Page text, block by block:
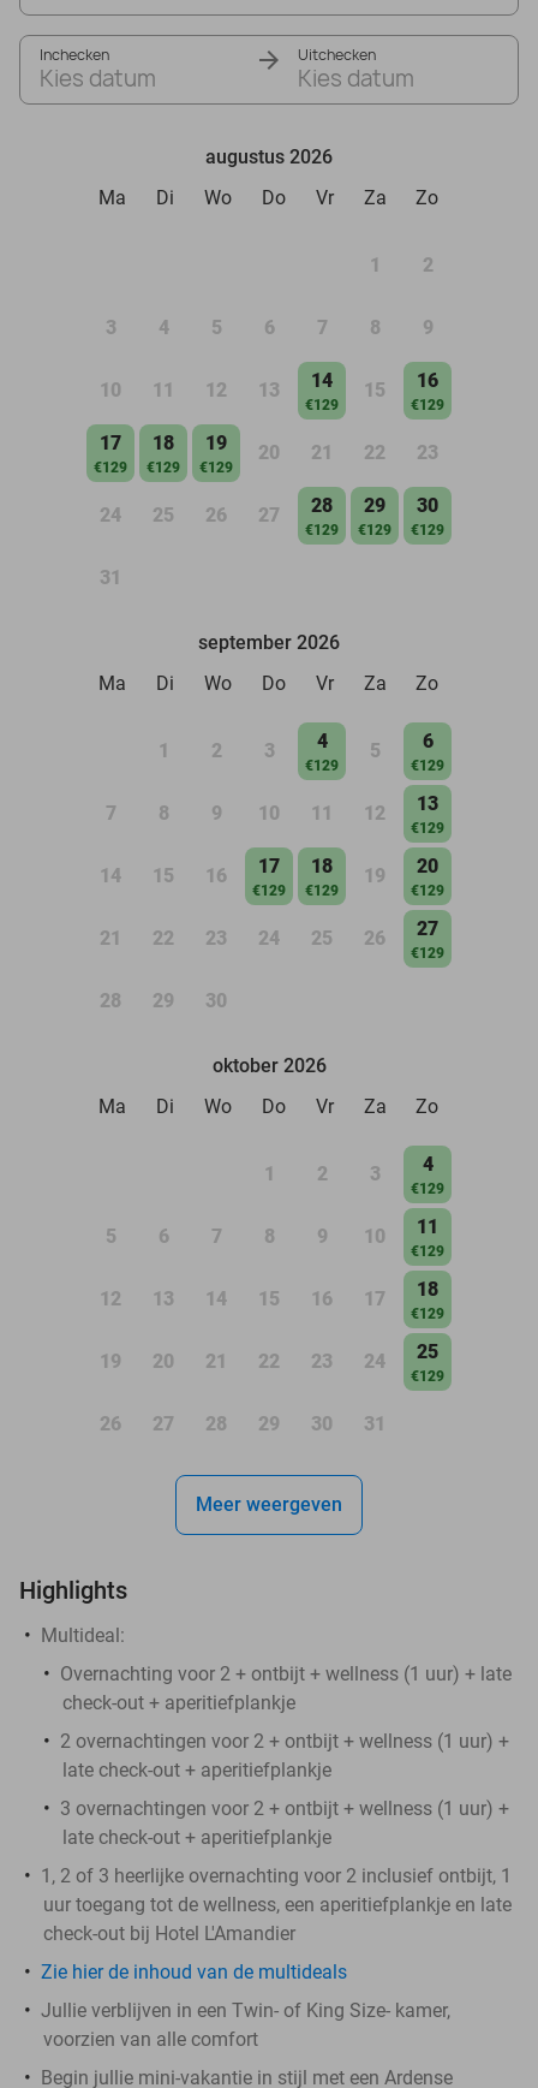
Inchecken
Kies datum
Uitchecken
Kies datum
augustus 2026
Ma
Di Wo Do Vr Za Zo
1 2
3 4 5 6 7 8 9
10 11 12 13 14
€129
15 16
€129
17
€129
18
€129
19
€129
20 21 22 23
24 25 26 27 28
€129
29
€129
30
€129
31
september 2026
Ma
Di Wo Do Vr Za Zo
1 2 3 4
€129
5 6
€129
7 8 9 10 11 12 13
€129
14 15 16 17
€129
18
€129
19 20
€129
21 22 23 24 25 26 27
€129
28 29 30
oktober 2026
Ma
Di Wo Do Vr Za Zo
1 2 3 4
€129
5 6 7 8 9 10 11
€129
12 13 14 15 16 17 18
€129
19 20 21 22 23 24 25
€129
26 27 28 29 30 31
Meer weergeven
Highlights
Multideal:
Overnachting voor 2 + ontbijt + wellness (1 uur) + late
check-out + aperitiefplankje
2 overnachtingen voor 2 + ontbijt + wellness (1 uur) +
late check-out + aperitiefplankje
3 overnachtingen voor 2 + ontbijt + wellness (1 uur) +
late check-out + aperitiefplankje
1, 2 of 3 heerlijke overnachting voor 2 inclusief ontbijt, 1
uur toegang tot de wellness, een aperitiefplankje en late
check-out bij Hotel L'Amandier
Zie hier de inhoud van de multideals
Jullie verblijven in een Twin- of King Size- kamer,
voorzien van alle comfort
Begin jullie mini-vakantie in stijl met een Ardense